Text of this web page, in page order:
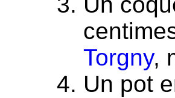
Torgny,
Un pot